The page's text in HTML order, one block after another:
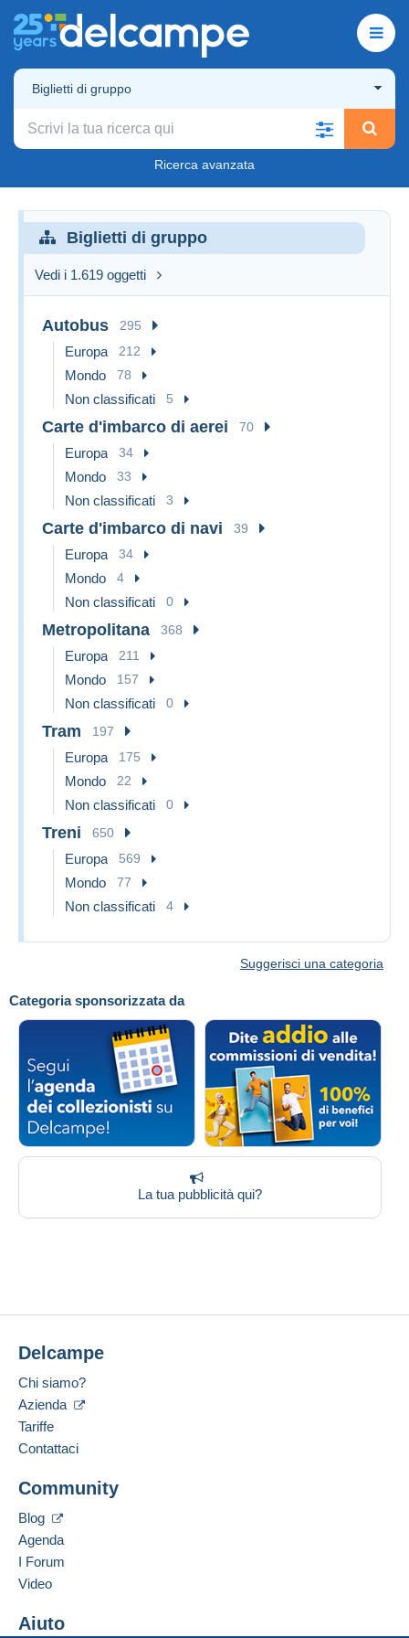
Biglietti di gruppo
Ricerca avanzata
Categoria sponsorizzata da
La tua pubblicità qui?
Biglietti di gruppo
Vedi i 1.619 oggetti
Autobus 295
Europa 212
Mondo 78
Non classificati 5
Carte d'imbarco di aerei 70
Europa 34
Mondo 33
Non classificati 3
Carte d'imbarco di navi 39
Europa 34
Mondo 4
Non classificati 0
Metropolitana 368
Europa 211
Mondo 157
Non classificati 0
Tram 197
Europa 175
Mondo 22
Non classificati 0
Treni 650
Europa 569
Mondo 77
Non classificati 4
Suggerisci una categoria
Delcampe
Chi siamo?
Azienda
Tariffe
Contattaci
Community
Blog
Agenda
I Forum
Video
Aiuto